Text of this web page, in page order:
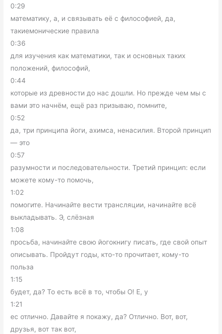
0:29
математику, а, и связывать её с философией, да,
такиемонические правила
0:36
для изучения как математики, так и основных таких
положений, философий,
0:44
которые из древности до нас дошли. Но прежде чем мы с
вами это начнём, ещё раз призываю, помните,
0:52
да, три принципа йоги, ахимса, ненасилия. Второй принцип
— это
0:57
разумности и последовательности. Третий принцип: если
можете кому-то помочь,
1:02
помогите. Начинайте вести трансляции, начинайте всё
выкладывать. Э, слёзная
1:08
просьба, начинайте свою йогокнигу писать, где свой опыт
описывать. Пройдут годы, кто-то прочитает, кому-то
польза
1:15
будет, да? То есть всё в то, чтобы О! Е, y
1:21
ес отлично. Давайте я покажу, да? Отлично. Вот, вот,
друзья, вот так вот,